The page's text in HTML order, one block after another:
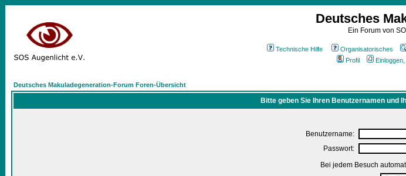
Deutsches
Ein Forum von
Technische Hilfe Organisatorisches
Profil
Deutsches Makuladegeneration-Forum Foren-Übersicht
Bitte geben Sie Ihren Benutzernamen und
Benutzername:
Passwort:
Bei jedem Besuch